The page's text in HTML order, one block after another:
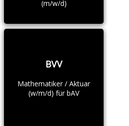
(m/w/d)
BVV
Mathematiker / Aktuar
(w/m/d) für bAV